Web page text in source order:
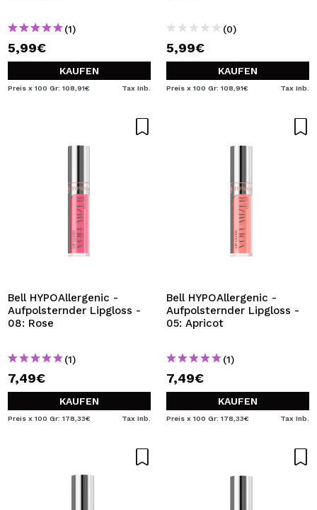
(1)
5,99€
KAUFEN
Preis x 100 Gr: 108,91€ Tax Inb.
(0)
5,99€
KAUFEN
Preis x 100 Gr: 108,91€ Tax Inb.
Bell HYPOAllergenic -
Aufpolsternder Lipgloss -
08: Rose
(1)
7,49€
KAUFEN
Preis x 100 Gr: 178,33€ Tax Inb.
Bell HYPOAllergenic -
Aufpolsternder Lipgloss -
05: Apricot
(1)
7,49€
KAUFEN
Preis x 100 Gr: 178,33€ Tax Inb.